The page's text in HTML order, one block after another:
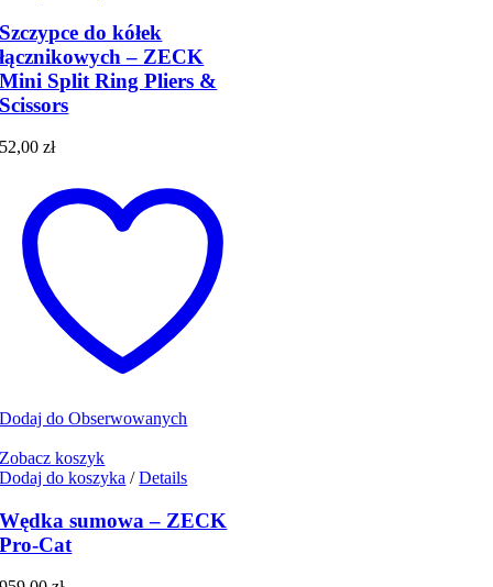
Szczypce do kółek
łącznikowych – ZECK
Mini Split Ring Pliers &
Scissors
52,00zł
Dodaj do Obserwowanych
Zobacz koszyk
Dodaj do koszyka / Details
Wędka sumowa – ZECK
Pro-Cat